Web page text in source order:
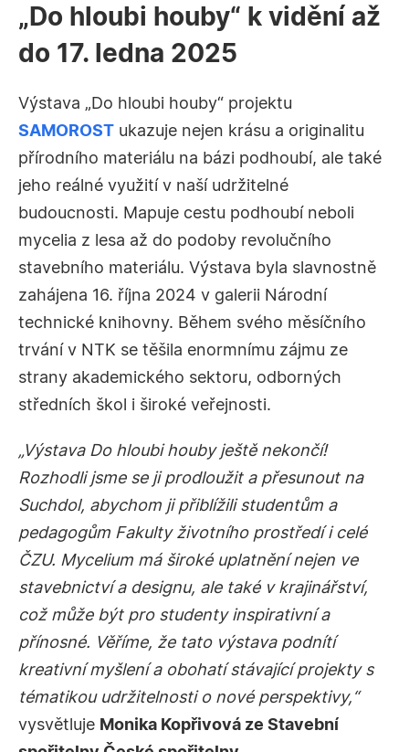
„Do hloubi houby“ k vidění až
do 17. ledna 2025
Výstava „Do hloubi houby“ projektu
SAMOROST ukazuje nejen krásu a originalitu
přírodního materiálu na bázi podhoubí, ale také
jeho reálné využití v naší udržitelné
budoucnosti. Mapuje cestu podhoubí neboli
mycelia z lesa až do podoby revolučního
stavebního materiálu. Výstava byla slavnostně
zahájena 16. října 2024 v galerii Národní
technické knihovny. Během svého měsíčního
trvání v NTK se těšila enormnímu zájmu ze
strany akademického sektoru, odborných
středních škol i široké veřejnosti.
„Výstava Do hloubi houby ještě nekončí!
Rozhodli jsme se ji prodloužit a přesunout na
Suchdol, abychom ji přiblížili studentům a
pedagogům Fakulty životního prostředí i celé
ČZU. Mycelium má široké uplatnění nejen ve
stavebnictví a designu, ale také v krajinářství,
což může být pro studenty inspirativní a
přínosné. Věříme, že tato výstava podnítí
kreativní myšlení a obohatí stávající projekty s
tématikou udržitelnosti o nové perspektivy,“
vysvětluje Monika Kopřivová ze Stavební